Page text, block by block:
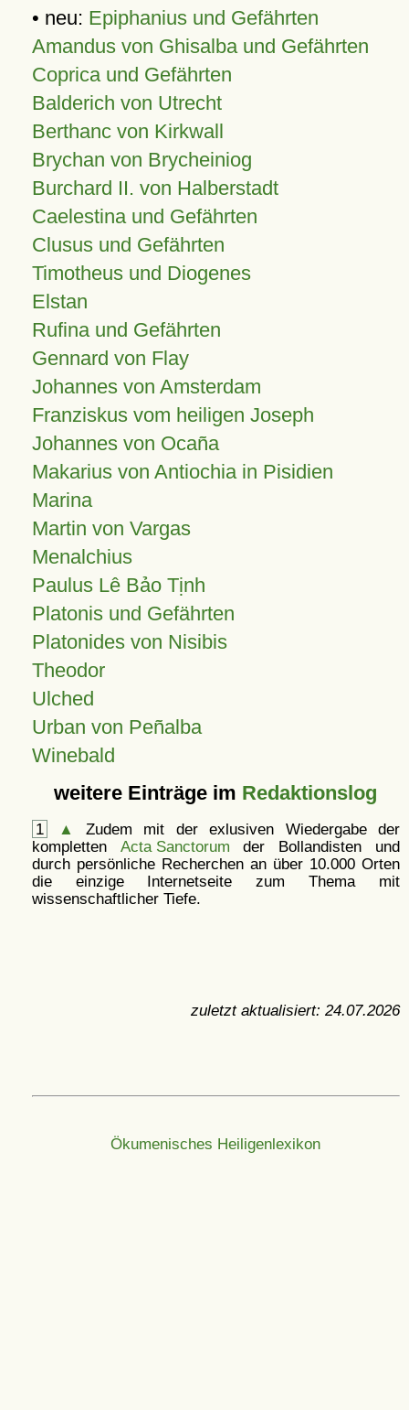
• neu: Epiphanius und Gefährten
Amandus von Ghisalba und Gefährten
Coprica und Gefährten
Balderich von Utrecht
Berthanc von Kirkwall
Brychan von Brycheiniog
Burchard II. von Halberstadt
Caelestina und Gefährten
Clusus und Gefährten
Timotheus und Diogenes
Elstan
Rufina und Gefährten
Gennard von Flay
Johannes von Amsterdam
Franziskus vom heiligen Joseph
Johannes von Ocaña
Makarius von Antiochia in Pisidien
Marina
Martin von Vargas
Menalchius
Paulus Lê Bảo Tịnh
Platonis und Gefährten
Platonides von Nisibis
Theodor
Ulched
Urban von Peñalba
Winebald
weitere Einträge im Redaktionslog
1 ▲
Zudem mit der exlusiven Wiedergabe der
kompletten Acta Sanctorum der Bollandisten und
durch persönliche Recherchen an über 10.000 Orten
die einzige Internetseite zum Thema mit
wissenschaftlicher Tiefe.
zuletzt aktualisiert: 24.07.2026
Ökumenisches Heiligenlexikon